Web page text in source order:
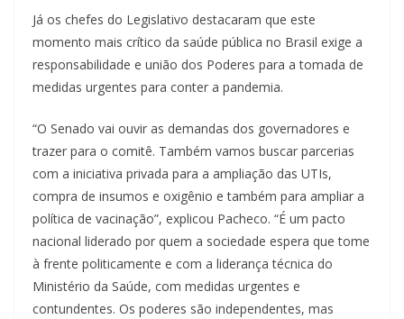
Já os chefes do Legislativo destacaram que este
momento mais crítico da saúde pública no Brasil exige a
responsabilidade e união dos Poderes para a tomada de
medidas urgentes para conter a pandemia.
“O Senado vai ouvir as demandas dos governadores e
trazer para o comitê. Também vamos buscar parcerias
com a iniciativa privada para a ampliação das UTIs,
compra de insumos e oxigênio e também para ampliar a
política de vacinação”, explicou Pacheco. “É um pacto
nacional liderado por quem a sociedade espera que tome
à frente politicamente e com a liderança técnica do
Ministério da Saúde, com medidas urgentes e
contundentes. Os poderes são independentes, mas